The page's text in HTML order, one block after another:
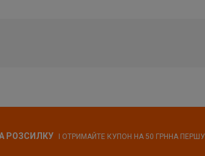
РОЗСИЛКУ І ОТРИМАЙТЕ КУПОН НА 50 ГРН НА